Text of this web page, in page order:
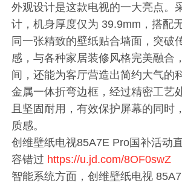
外观设计是这款电视的一大亮点。
计，机身厚度仅为 39.9mm，搭配
同一张精致的壁纸贴合墙面，突破
感，与各种家居装修风格完美融合
间，还能为客厅营造出简约大气的
金属一体折弯边框，经过精密工艺
且坚固耐用，有效保护屏幕的同时
质感。
创维壁纸电视85A7E Pro国补活动
容错过 https://u.jd.com/8OF0swZ
智能系统方面，创维壁纸电视